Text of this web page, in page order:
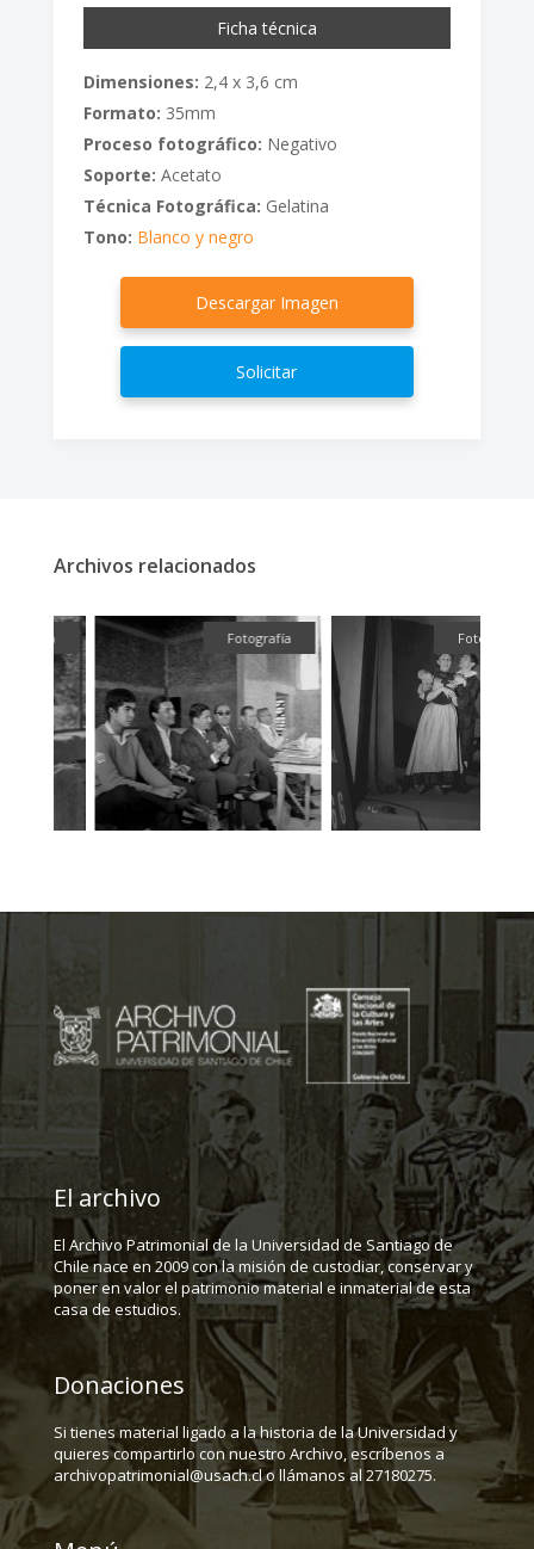
Ficha técnica
Dimensiones: 2,4 x 3,6 cm
Formato: 35mm
Proceso fotográfico: Negativo
Soporte: Acetato
Técnica Fotográfica: Gelatina
Tono: Blanco y negro
Descargar Imagen
Solicitar
Archivos relacionados
Fotografía Fotografía
El archivo
El Archivo Patrimonial de la Universidad de Santiago de
Chile nace en 2009 con la misión de custodiar, conservar y
poner en valor el patrimonio material e inmaterial de esta
casa de estudios.
Donaciones
Si tienes material ligado a la historia de la Universidad y
quieres compartirlo con nuestro Archivo, escríbenos a
archivopatrimonial@usach.cl o llámanos al 27180275.